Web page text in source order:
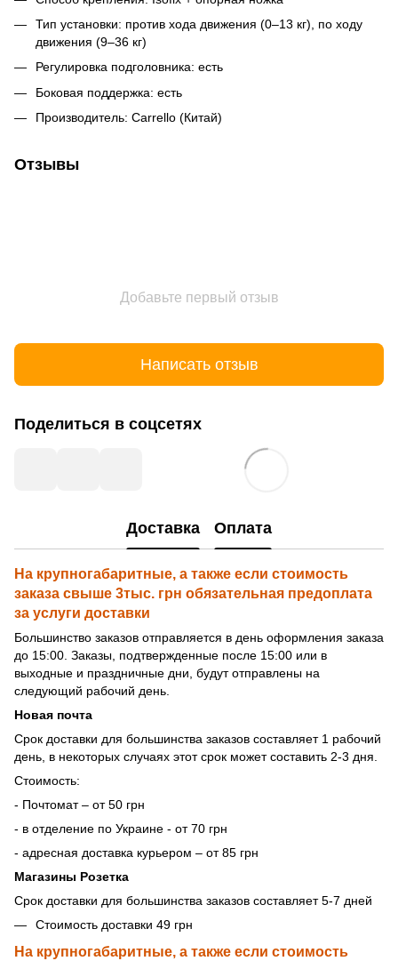
Тип установки: против хода движения (0–13 кг), по ходу
движения (9–36 кг)
Регулировка подголовника: есть
Боковая поддержка: есть
Производитель: Carrello (Китай)
Отзывы
Добавьте первый отзыв
Написать отзыв
Поделиться в соцсетях
Доставка Оплата
На крупногабаритные, а также если стоимость
заказа свыше 3тыс. грн обязательная предоплата
за услуги доставки
Большинство заказов отправляется в день оформления заказа
до 15:00. Заказы, подтвержденные после 15:00 или в
выходные и праздничные дни, будут отправлены на
следующий рабочий день.
Новая почта
Срок доставки для большинства заказов составляет 1 рабочий
день, в некоторых случаях этот срок может составить 2-3 дня.
Стоимость:
- Почтомат – от 50 грн
- в отделение по Украине - от 70 грн
- адресная доставка курьером – от 85 грн
Магазины Розетка
Срок доставки для большинства заказов составляет 5-7 дней
Стоимость доставки 49 грн
На крупногабаритные, а также если стоимость